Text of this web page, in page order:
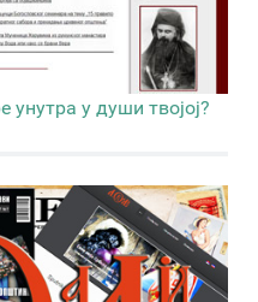
у души твојој?